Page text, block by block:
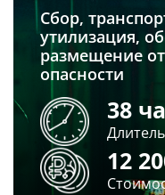
Сбор,
утилизация,
размещение
опасности
38
12